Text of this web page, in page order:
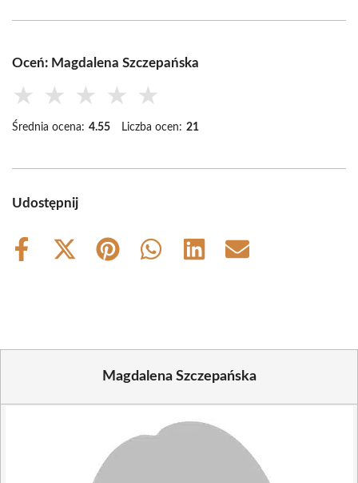
Oceń: Magdalena Szczepańska
★ ★ ★ ★ ★
Średnia ocena: 4.55 Liczba ocen: 21
Udostępnij
Share
Share
Share
Share
Share
Share
Magdalena Szczepańska